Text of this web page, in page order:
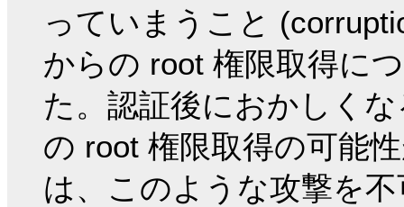
っていまうこと
からの root 権限取得に
た。認証後におかしく
の root 権限取得の可能
は、このような攻撃を